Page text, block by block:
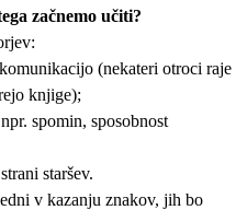
začnemo učiti?
(nekateri otroci raje
knjige);
spomin, sposobnost
staršev.
v kazanju znakov, jih bo